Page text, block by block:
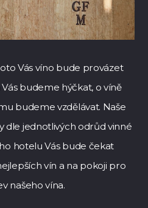
Vás víno bude provázet
budeme hýčkat, o víně
budeme vzdělávat. Naše
dle jednotlivých odrůd vinné
hotelu Vás bude čekat
vín a na pokoji pro
našeho vína.